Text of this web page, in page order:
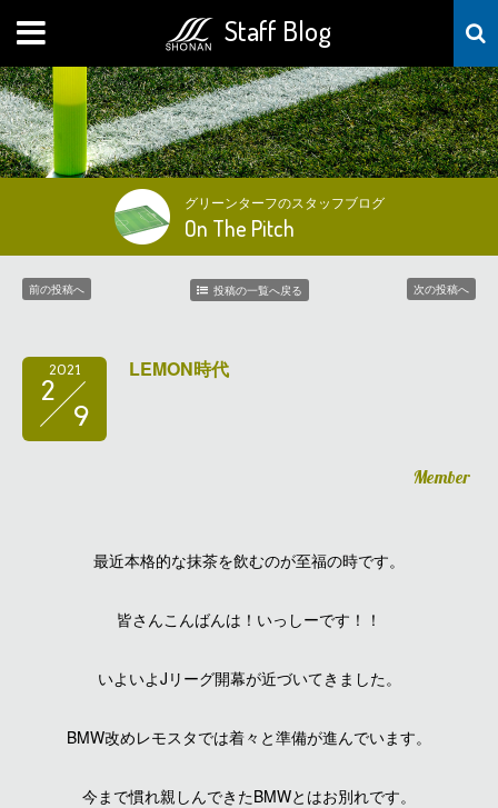
Staff Blog
MENU
グリーンターフのスタッフブログ
On The Pitch
前の投稿へ 投稿の一覧へ戻る 次の投稿へ
2021
2
9
LEMON時代
Member
最近本格的な抹茶を飲むのが至福の時です。
皆さんこんばんは！いっしーです！！
いよいよJリーグ開幕が近づいてきました。
BMW改めレモスタでは着々と準備が進んでいます。
今まで慣れ親しんできたBMWとはお別れです。